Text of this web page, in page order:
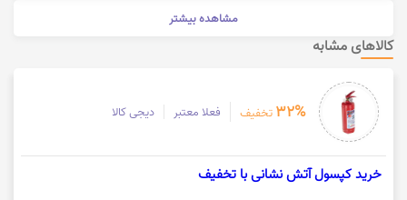
مشاهده بیشتر
کالاهای مشابه
32% تخفیف فعلا معتبر دیجی کالا
خرید کپسول آتش نشانی با تخفیف